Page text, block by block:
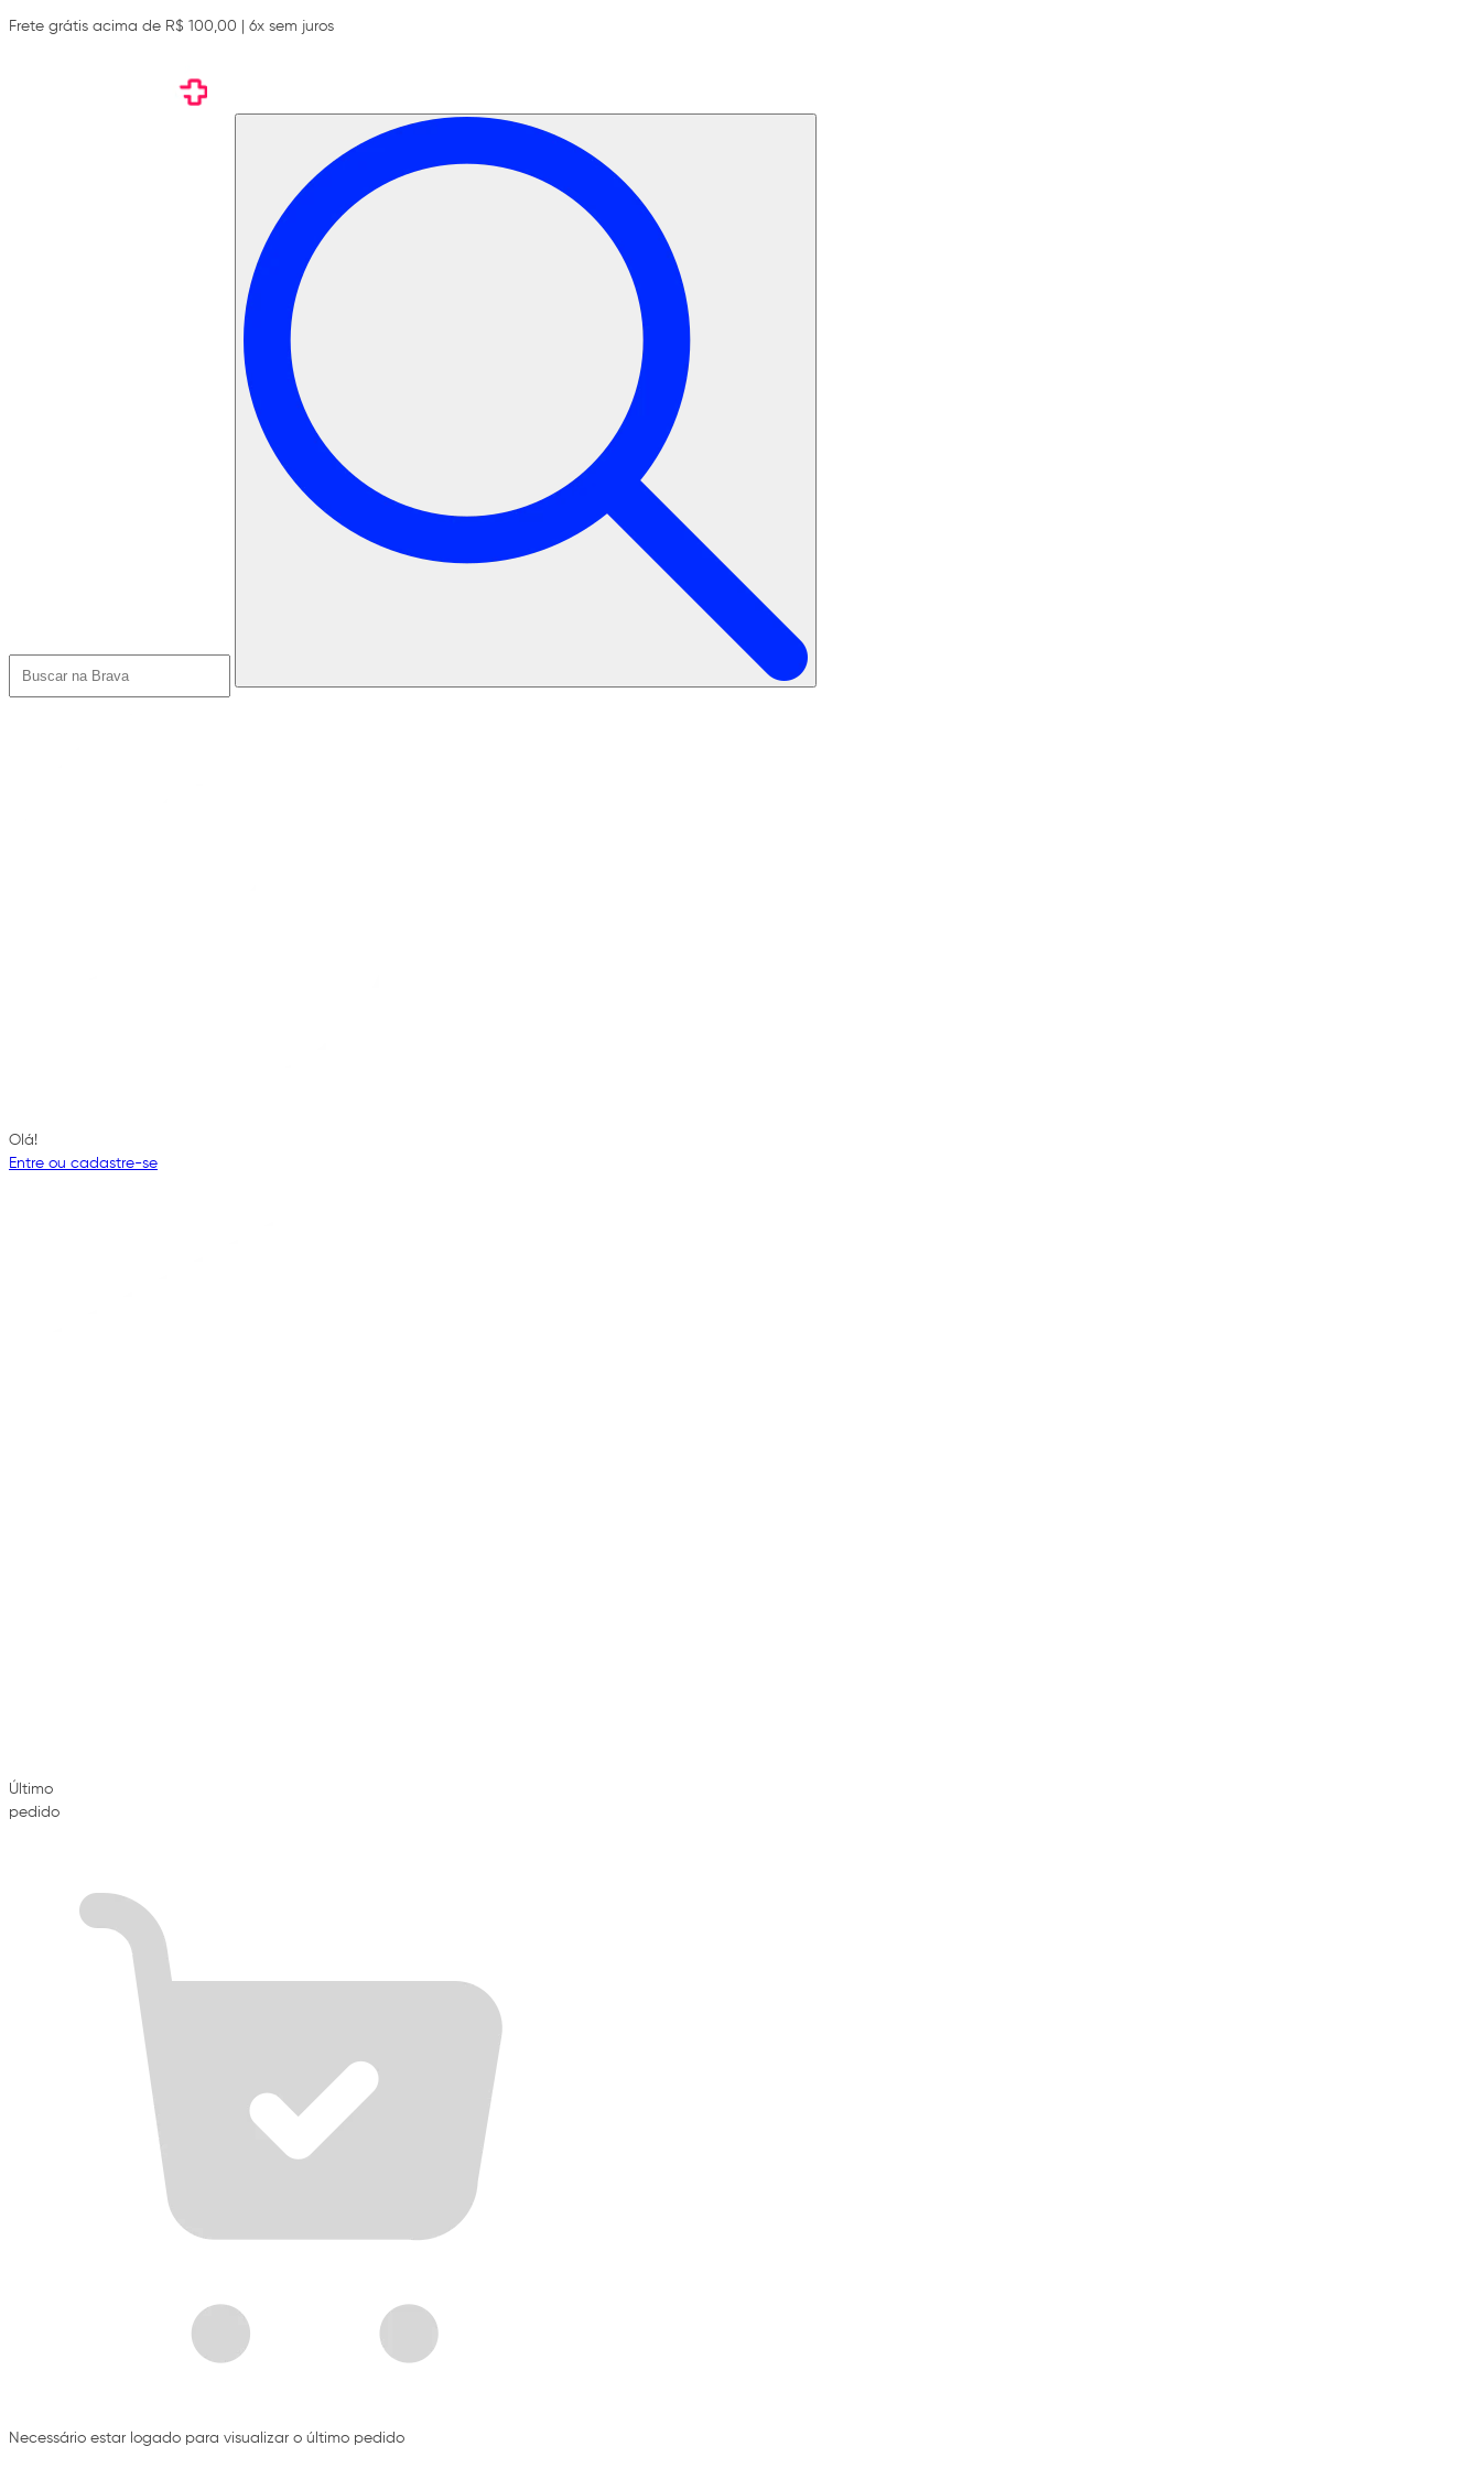
Frete grátis acima de R$ 100,00 | 6x sem juros
Olá!
Entre ou cadastre-se
Último
pedido
Necessário estar logado para visualizar o último pedido